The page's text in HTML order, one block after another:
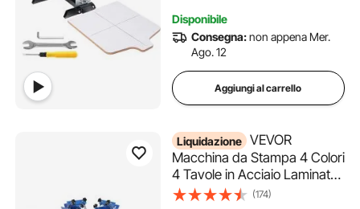
Doppio Strato
Disponibile
Consegna:non appena Mer.
Ago. 12
Aggiungi al carrello
Liquidazione VEVOR
Macchina da Stampa 4 Colori
4 Tavole in Acciaio Laminato
Serigrafica Manuale per
(174)